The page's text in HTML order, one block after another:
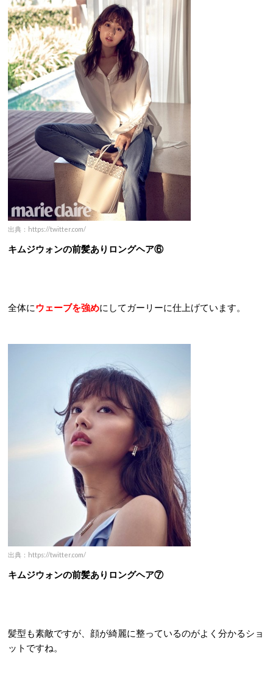
出典：https://twitter.com/
キムジウォンの前髪ありロングヘア⑥
全体にウェーブを強めにしてガーリーに仕上げています。
出典：https://twitter.com/
キムジウォンの前髪ありロングヘア⑦
髪型も素敵ですが、顔が綺麗に整っているのがよく分かるショ
ットですね。